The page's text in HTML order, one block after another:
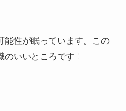
能性が眠っています。この
いいところです！